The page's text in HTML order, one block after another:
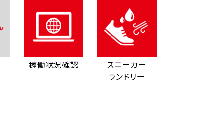
稼働状況確認
スニーカー
ランドリー